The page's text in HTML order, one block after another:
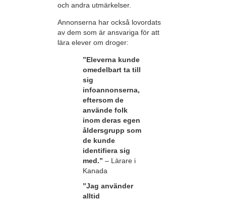
och andra utmärkelser.
Annonserna har också lovordats
av dem som är ansvariga för att
lära elever om droger:
”Eleverna kunde
omedelbart ta till
sig
infoannonserna,
eftersom de
använde folk
inom deras egen
åldersgrupp som
de kunde
identifiera sig
med.” – Lärare i
Kanada
”Jag använder
alltid